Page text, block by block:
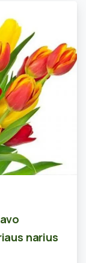
narius